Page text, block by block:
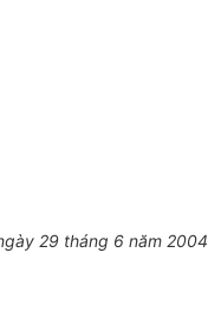
29 tháng 6 năm 2004